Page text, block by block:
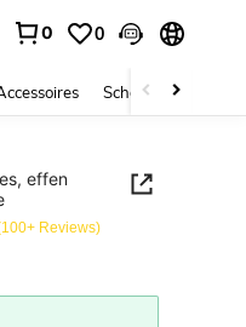
0 0
Schoonheid &
effen
Reviews)